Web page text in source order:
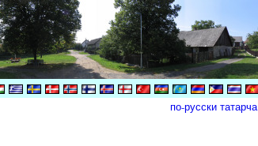
по-русски татарча